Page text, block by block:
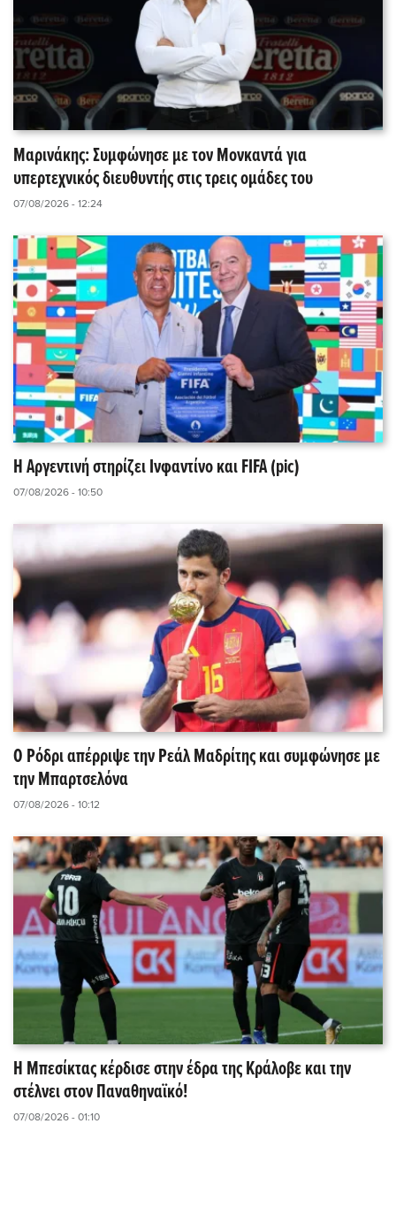
Μαρινάκης: Συμφώνησε με τον Μονκαντά για
υπερτεχνικός διευθυντής στις τρεις ομάδες του
07/08/2026 - 12:24
Η Αργεντινή στηρίζει Ινφαντίνο και FIFA (pic)
07/08/2026 - 10:50
Ο Ρόδρι απέρριψε την Ρεάλ Μαδρίτης και συμφώνησε με
την Μπαρτσελόνα
07/08/2026 - 10:12
Η Μπεσίκτας κέρδισε στην έδρα της Κράλοβε και την
στέλνει στον Παναθηναϊκό!
07/08/2026 - 01:10